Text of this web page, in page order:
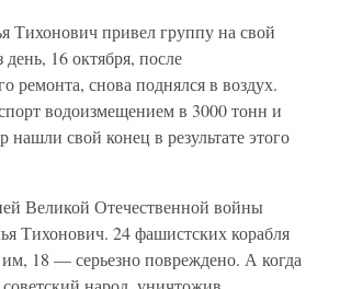
Тихонович привел группу на свой
день, 16 октября, после
ремонта, снова поднялся в воздух.
водоизмещением в 3000 тонн и
нашли свой конец в результате этого
Великой Отечественной войны
Тихонович. 24 фашистских корабля
18 — серьезно повреждено. А когда